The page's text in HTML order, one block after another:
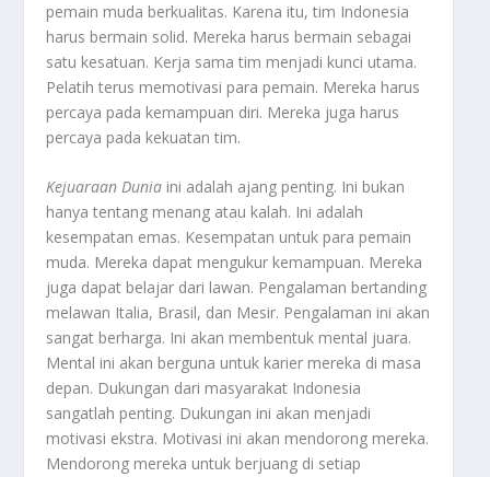
pemain muda berkualitas. Karena itu, tim Indonesia
harus bermain solid. Mereka harus bermain sebagai
satu kesatuan. Kerja sama tim menjadi kunci utama.
Pelatih terus memotivasi para pemain. Mereka harus
percaya pada kemampuan diri. Mereka juga harus
percaya pada kekuatan tim.
Kejuaraan Dunia ini adalah ajang penting. Ini bukan
hanya tentang menang atau kalah. Ini adalah
kesempatan emas. Kesempatan untuk para pemain
muda. Mereka dapat mengukur kemampuan. Mereka
juga dapat belajar dari lawan. Pengalaman bertanding
melawan Italia, Brasil, dan Mesir. Pengalaman ini akan
sangat berharga. Ini akan membentuk mental juara.
Mental ini akan berguna untuk karier mereka di masa
depan. Dukungan dari masyarakat Indonesia
sangatlah penting. Dukungan ini akan menjadi
motivasi ekstra. Motivasi ini akan mendorong mereka.
Mendorong mereka untuk berjuang di setiap